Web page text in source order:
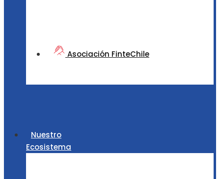
Asociación FinteChile
Nuestro
Ecosistema